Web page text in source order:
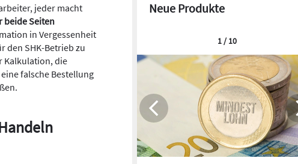
jeder macht
beide Seiten
in Vergessenheit
den SHK-Betrieb zu
Kalkulation, die
falsche Bestellung
Neue Produkte
1 / 10